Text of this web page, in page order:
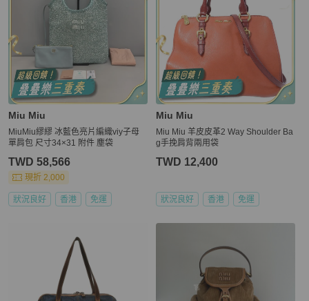
Miu Miu
MiuMiu繆繆 冰藍色亮片編織viy子母
單肩包 尺寸34×31 附件 塵袋
TWD 58,566
現折 2,000
狀況良好 香港 免運
Miu Miu
Miu Miu 羊皮皮革2 Way Shoulder Ba
g手挽肩背兩用袋
TWD 12,400
狀況良好 香港 免運